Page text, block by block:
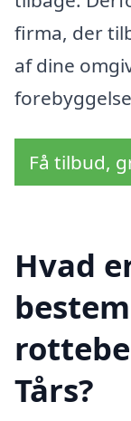
firma, der
af dine
Få tilbud,
Hvad
Tårs?